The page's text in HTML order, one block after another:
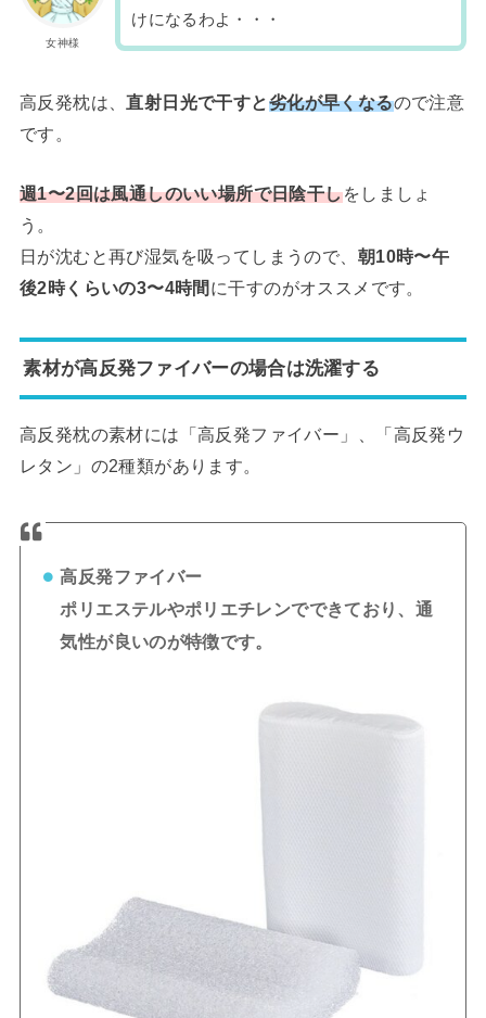
女神様
けになるわよ・・・
高反発枕は、直射日光で干すと劣化が早くなるので注意
です。
週1〜2回は風通しのいい場所で日陰干しをしましょ
う。
日が沈むと再び湿気を吸ってしまうので、 朝10時〜午
後2時くらいの3〜4時間 に干すのがオススメです。
素材が高反発ファイバーの場合は洗濯する
高反発枕の素材には「高反発ファイバー」、「高反発ウ
レタン」の2種類があります。
高反発ファイバー
ポリエステルやポリエチレンでできており、通
気性が良いのが特徴です。